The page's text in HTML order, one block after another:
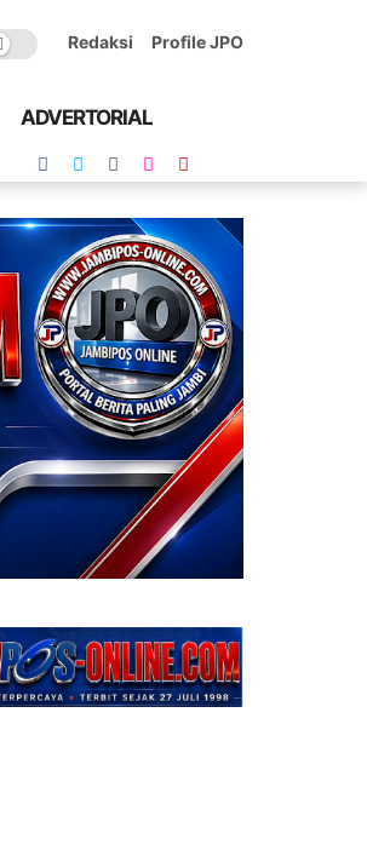
Redaksi Profile JPO
ADVERTORIAL